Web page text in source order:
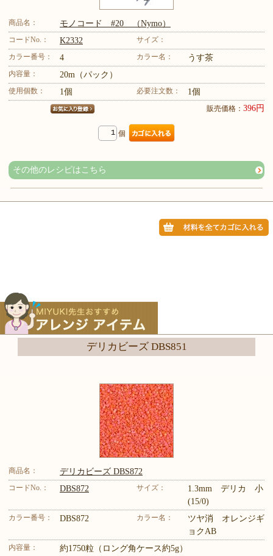
商品名： モノコード #20 （Nymo）
コードNo.： K2332
サイズ：
カラー番号：
4 カラー名： うす茶
内容量： 20m（パック）
使用個数： 1個 必要注文数： 1個
販売価格： 396円
個
その他のレシピはこちら
デリカビーズ DBS851
商品名： デリカビーズ DBS872
コードNo.： DBS872 サイズ：
1.3mm デリカ 小
(15/0)
カラー番号： DBS872 カラー名：
ツヤ消 オレンジギ
ョクAB
内容量： 約1750粒（ロング角ケース約5g）